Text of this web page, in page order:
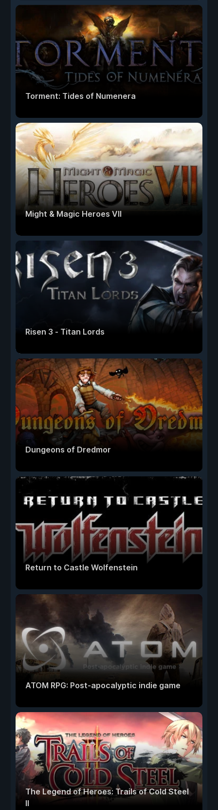
Torment: Tides of Numenera
Might & Magic Heroes VII
Risen 3 - Titan Lords
Dungeons of Dredmor
Return to Castle Wolfenstein
ATOM RPG: Post-apocalyptic indie game
The Legend of Heroes: Trails of Cold Steel
II